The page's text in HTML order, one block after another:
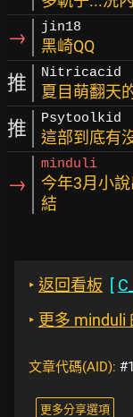
→ jin18
黑崎QQ
推 Nitricacid
夏目萌翻天
推 Psytoolkid
這部到底有
→
minduli
今年3月小
結
‣ 返回看板 [
‣ 更多 minduli
文章代碼(AID):
更多分享選項